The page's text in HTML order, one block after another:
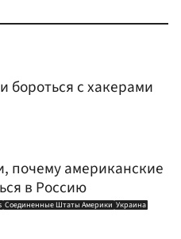
с хакерами
почему американские
в Россию
Соединенные Штаты Америки Украина